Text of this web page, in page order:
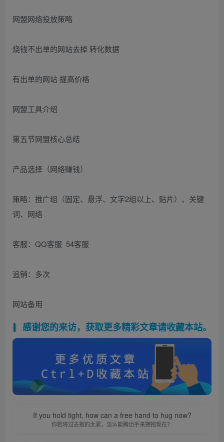
网盟网络投放策略
烧钱不出单的网站去掉 转化数据
有出单的网站 提高价格
网盟工具介绍
第五节网盟核心总结
产品选择（网络赚钱）
策略：推广组（固定、悬浮、文字2组以上、贴片）、关键
词、网络
客服：QQ客服 54客服
追销：多次
网站备用
感谢您的来访，获取更多精彩文章请收藏本站。
If you hold tight, how can a free hand to hug now?
你若将过去抱的太紧，怎么能腾出手来拥抱现在？